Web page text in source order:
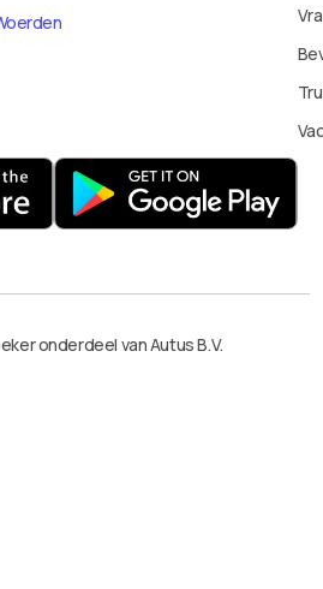
onderdeel van Autus B.V.